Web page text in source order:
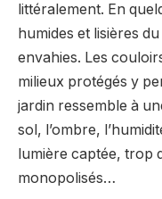
littéralement. En
humides et lisières
envahies. Les
milieux protégés y
jardin ressemble à
sol, l’ombre,
lumière captée, trop
monopolisés…